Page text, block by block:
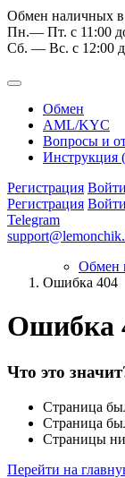
Обмен наличных
Пн.— Пт. с 11:00
Сб. — Вс. с 12:00
Обмен
AML/KYC
Вопросы и
Инструкция
Регистрация Войти
Регистрация Войти
Telegram
Обмен
Ошибка 404
Ошибка
Что это
Страница
Страница
Страницы
Перейти на